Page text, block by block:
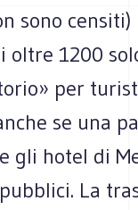
sono
1200
per
se una
gli hotel di
La